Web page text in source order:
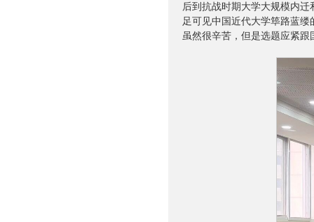
后到抗战时期大学大规模内
足可见中国近代大学筚路蓝
虽然很辛苦，但是选题应紧